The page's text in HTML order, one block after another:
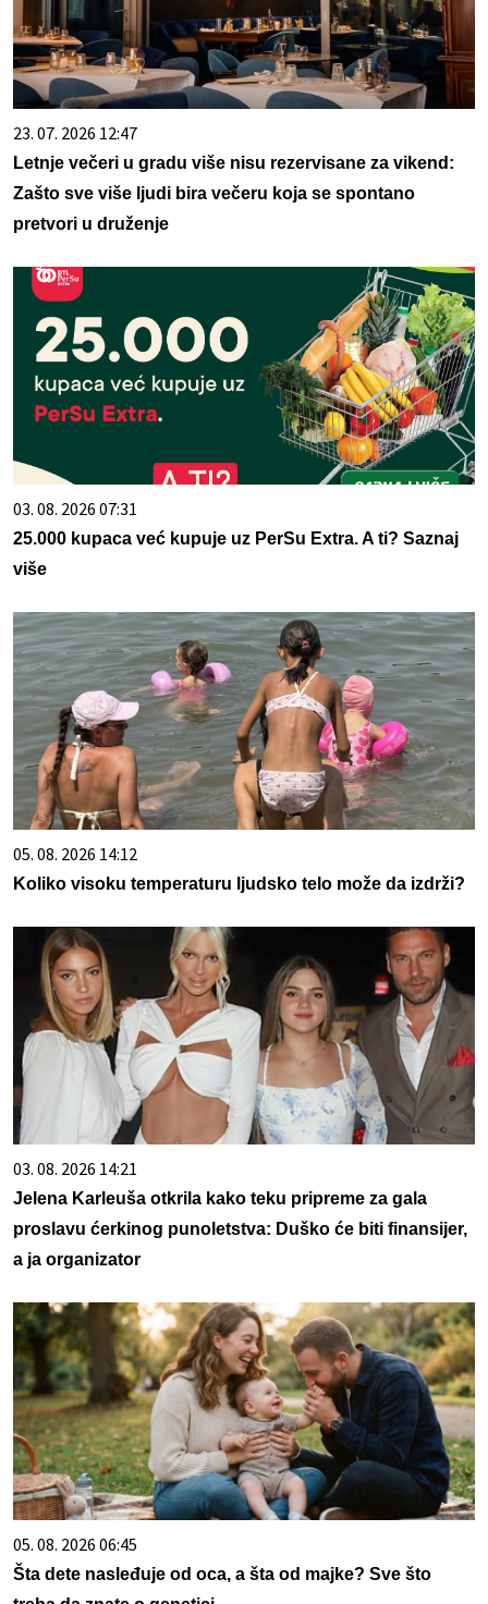
23. 07. 2026 12:47
Letnje večeri u gradu više nisu rezervisane za vikend:
Zašto sve više ljudi bira večeru koja se spontano
pretvori u druženje
03. 08. 2026 07:31
25.000 kupaca već kupuje uz PerSu Extra. A ti? Saznaj
više
05. 08. 2026 14:12
Koliko visoku temperaturu ljudsko telo može da izdrži?
03. 08. 2026 14:21
Jelena Karleuša otkrila kako teku pripreme za gala
proslavu ćerkinog punoletstva: Duško će biti finansijer,
a ja organizator
05. 08. 2026 06:45
Šta dete nasleđuje od oca, a šta od majke? Sve što